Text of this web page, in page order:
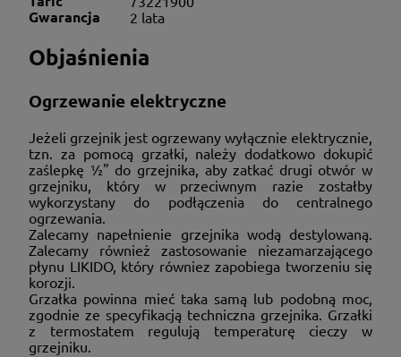
Gwarancja 2 lata
Objaśnienia
Ogrzewanie elektryczne
Jeżeli grzejnik jest ogrzewany wyłącznie elektrycznie,
tzn. za pomocą grzałki, należy dodatkowo dokupić
zaślepkę ½" do grzejnika, aby zatkać drugi otwór w
grzejniku, który w przeciwnym razie zostałby
wykorzystany do podłączenia do centralnego
ogrzewania.
Zalecamy napełnienie grzejnika wodą destylowaną.
Zalecamy również zastosowanie niezamarzającego
płynu LIKIDO, który równiez zapobiega tworzeniu się
korozji.
Grzałka powinna mieć taka samą lub podobną moc,
zgodnie ze specyfikacją techniczna grzejnika. Grzałki
z termostatem regulują temperaturę cieczy w
grzejniku.